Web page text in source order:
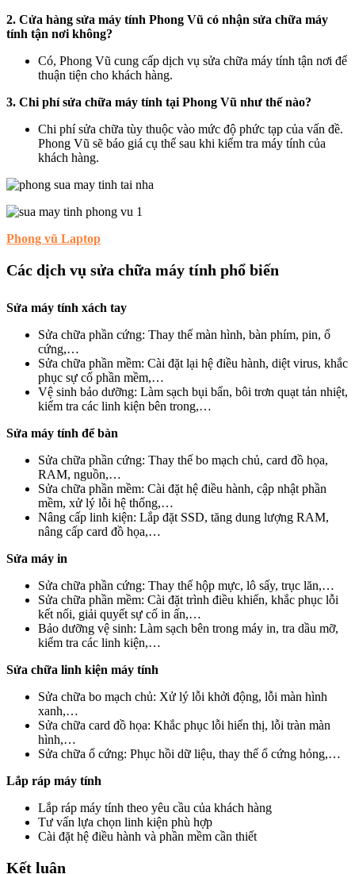
2. Cửa hàng sửa máy tính Phong Vũ có nhận sửa chữa máy
tính tận nơi không?
Có, Phong Vũ cung cấp dịch vụ sửa chữa máy tính tận nơi để
thuận tiện cho khách hàng.
3. Chi phí sửa chữa máy tính tại Phong Vũ như thế nào?
Chi phí sửa chữa tùy thuộc vào mức độ phức tạp của vấn đề.
Phong Vũ sẽ báo giá cụ thể sau khi kiểm tra máy tính của
khách hàng.
Phong vũ Laptop
Các dịch vụ sửa chữa máy tính phổ biến
Sửa máy tính xách tay
Sửa chữa phần cứng: Thay thế màn hình, bàn phím, pin, ổ
cứng,…
Sửa chữa phần mềm: Cài đặt lại hệ điều hành, diệt virus, khắc
phục sự cố phần mềm,…
Vệ sinh bảo dưỡng: Làm sạch bụi bẩn, bôi trơn quạt tản nhiệt,
kiểm tra các linh kiện bên trong,…
Sửa máy tính để bàn
Sửa chữa phần cứng: Thay thế bo mạch chủ, card đồ họa,
RAM, nguồn,…
Sửa chữa phần mềm: Cài đặt hệ điều hành, cập nhật phần
mềm, xử lý lỗi hệ thống,…
Nâng cấp linh kiện: Lắp đặt SSD, tăng dung lượng RAM,
nâng cấp card đồ họa,…
Sửa máy in
Sửa chữa phần cứng: Thay thế hộp mực, lô sấy, trục lăn,…
Sửa chữa phần mềm: Cài đặt trình điều khiển, khắc phục lỗi
kết nối, giải quyết sự cố in ấn,…
Bảo dưỡng vệ sinh: Làm sạch bên trong máy in, tra dầu mỡ,
kiểm tra các linh kiện,…
Sửa chữa linh kiện máy tính
Sửa chữa bo mạch chủ: Xử lý lỗi khởi động, lỗi màn hình
xanh,…
Sửa chữa card đồ họa: Khắc phục lỗi hiển thị, lỗi tràn màn
hình,…
Sửa chữa ổ cứng: Phục hồi dữ liệu, thay thế ổ cứng hỏng,…
Lắp ráp máy tính
Lắp ráp máy tính theo yêu cầu của khách hàng
Tư vấn lựa chọn linh kiện phù hợp
Cài đặt hệ điều hành và phần mềm cần thiết
Kết luận